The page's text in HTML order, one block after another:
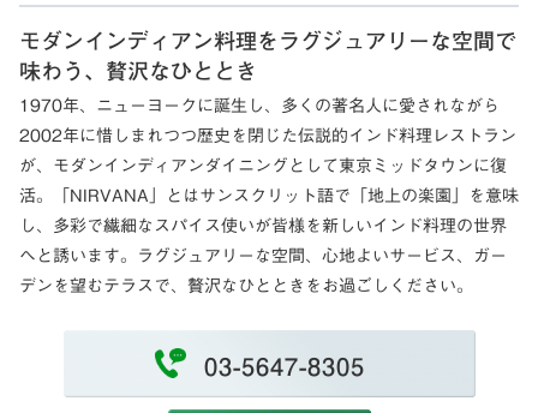
モダンインディアン料理をラグジュアリーな空間で
味わう、贅沢なひととき
1970年、ニューヨークに誕生し、多くの著名人に愛されながら
2002年に惜しまれつつ歴史を閉じた伝説的インド料理レストラン
が、モダンインディアンダイニングとして東京ミッドタウンに復
活。「NIRVANA」とはサンスクリット語で「地上の楽園」を意味
し、多彩で繊細なスパイス使いが皆様を新しいインド料理の世界
へと誘います。ラグジュアリーな空間、心地よいサービス、ガー
デンを望むテラスで、贅沢なひとときをお過ごしください。
03-5647-8305